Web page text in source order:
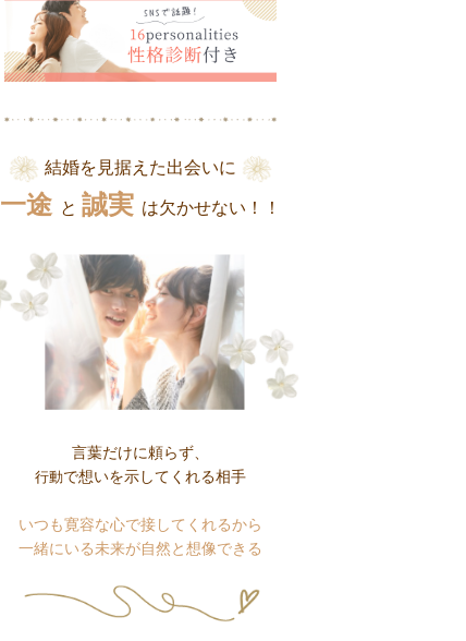
結婚を見据えた出会いに
一途 と 誠実 は欠かせない！！
言葉だけに頼らず、
行動で想いを示してくれる相手
いつも寛容な心で接してくれるから
一緒にいる未来が自然と想像できる